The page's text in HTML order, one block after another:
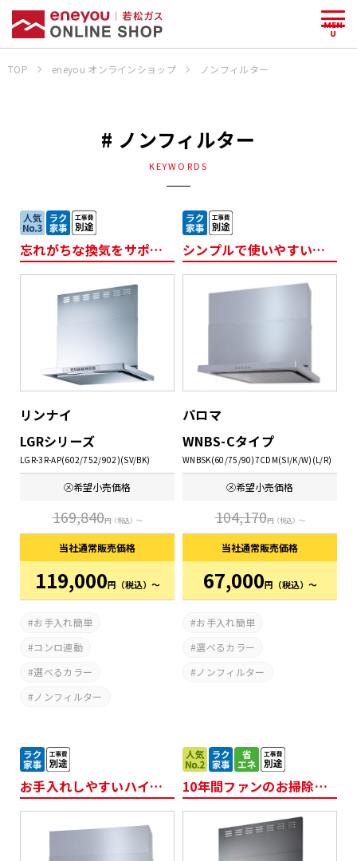
MEN
U
TOP eneyou オンラインショップ ノンフィルター
# ノンフィルター
KEYWORDS
リンナイ
LGRシリーズ
LGR-3R-AP(602/752/902)(SV/BK)
忘れがちな換気をサポート
㋱希望小売価格
169,840円（税込）～
当社通常販売価格
119,000円 （税込）～
お手入れ簡単
コンロ連動
選べるカラー
ノンフィルター
パロマ
WNBS-Cタイプ
WNBSK(60/75/90)7CDM(SI/K/W)(L/R)
シンプルで使いやすいレンジフード
㋱希望小売価格
104,170円（税込）～
当社通常販売価格
67,000円 （税込）～
お手入れ簡単
選べるカラー
ノンフィルター
お手入れしやすいハイグレードタイプ 10年間ファンのお掃除不要！